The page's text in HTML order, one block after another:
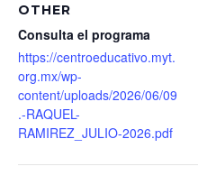
OTHER
Consulta el programa
https://centroeducativo.myt.
org.mx/wp-
content/uploads/2026/06/09
.-RAQUEL-
RAMIREZ_JULIO-2026.pdf